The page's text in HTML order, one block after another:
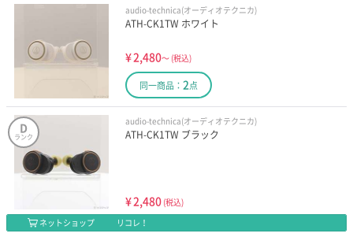
audio-technica(オーディオテクニカ)
ATH-CK1TW ホワイト
¥2,480～ (税込)
同一商品： 2点
D
ランク
audio-technica(オーディオテクニカ)
ATH-CK1TW ブラック
¥2,480 (税込)
ネットショップ
リコレ！